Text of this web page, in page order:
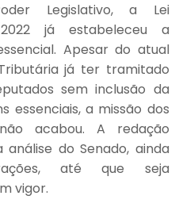
Legislativo, a Lei
2022 já estabeleceu a
Apesar do atual
já ter tramitado
sem inclusão da
essenciais, a missão dos
acabou. A redação
do Senado, ainda
até que seja
vigor.